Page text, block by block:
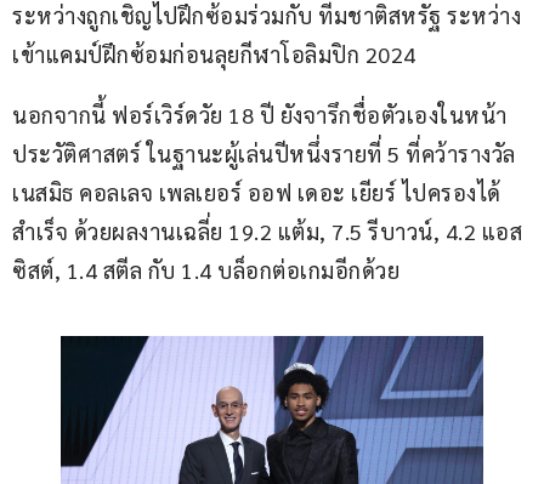
ระหว่างถูกเชิญไปฝึกซ้อมร่วมกับ ทีมชาติสหรัฐ ระหว่าง
เข้าแคมป์ฝึกซ้อมก่อนลุยกีฬาโอลิมปิก 2024
นอกจากนี้ ฟอร์เวิร์ดวัย 18 ปี ยังจารึกชื่อตัวเองในหน้า
ประวัติศาสตร์ ในฐานะผู้เล่นปีหนึ่งรายที่ 5 ที่คว้ารางวัล
เนสมิธ คอลเลจ เพลเยอร์ ออฟ เดอะ เยียร์ ไปครองได้
สำเร็จ ด้วยผลงานเฉลี่ย 19.2 แต้ม, 7.5 รีบาวน์, 4.2 แอส
ซิสต์, 1.4 สตีล กับ 1.4 บล็อกต่อเกมอีกด้วย